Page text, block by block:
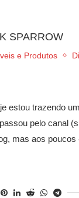
SPARROW
e Produtos
estou trazendo
pelo canal
mas aos poucos